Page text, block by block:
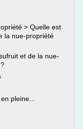
> Quelle est
la nue-propriété
et de la nue-
pleine...